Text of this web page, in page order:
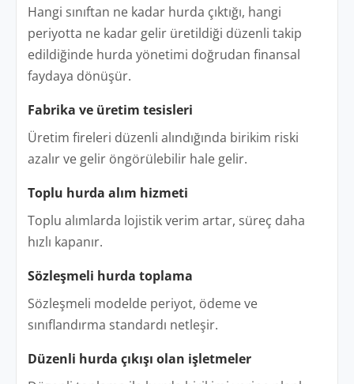
Hangi sınıftan ne kadar hurda çıktığı, hangi
periyotta ne kadar gelir üretildiği düzenli takip
edildiğinde hurda yönetimi doğrudan finansal
faydaya dönüşür.
Fabrika ve üretim tesisleri
Üretim fireleri düzenli alındığında birikim riski
azalır ve gelir öngörülebilir hale gelir.
Toplu hurda alım hizmeti
Toplu alımlarda lojistik verim artar, süreç daha
hızlı kapanır.
Sözleşmeli hurda toplama
Sözleşmeli modelde periyot, ödeme ve
sınıflandırma standardı netleşir.
Düzenli hurda çıkışı olan işletmeler